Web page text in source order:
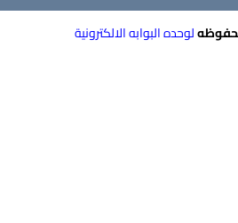
لوحده البوابه الالكترونية